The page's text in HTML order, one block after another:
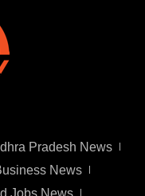
Pradesh News
News
Jobs News